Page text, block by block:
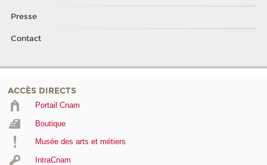
Presse
Contact
ACCÈS DIRECTS
Portail Cnam
Boutique
Musée des arts et métiers
IntraCnam